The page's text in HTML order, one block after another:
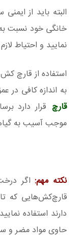
البته باید از
خانگی خود نسبت
نمایید و احتیاط
استفاده از قارچ
به اندازه کافی در
قارچ قرار دارد
موجب آسیب به
نکته مهم:اگر
قارچ‌کش‌هایی که
دارند استفاده
حاوی مواد مضر و